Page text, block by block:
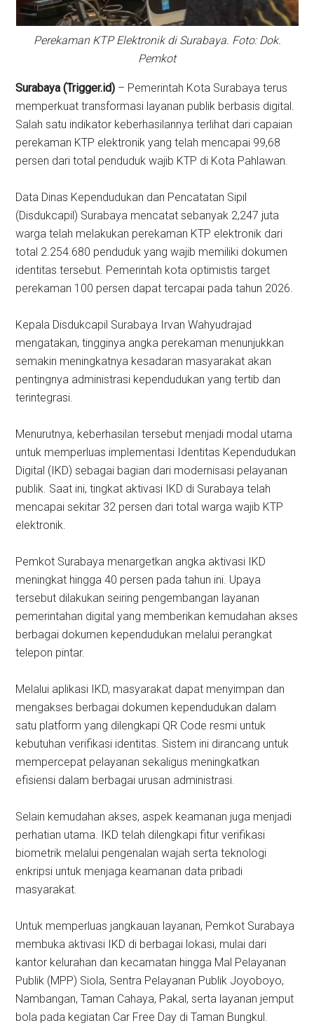
Perekaman KTP Elektronik di Surabaya. Foto: Dok.
Pemkot
Surabaya (Trigger.id) – Pemerintah Kota Surabaya terus
memperkuat transformasi layanan publik berbasis digital.
Salah satu indikator keberhasilannya terlihat dari capaian
perekaman KTP elektronik yang telah mencapai 99,68
persen dari total penduduk wajib KTP di Kota Pahlawan.
Data Dinas Kependudukan dan Pencatatan Sipil
(Disdukcapil) Surabaya mencatat sebanyak 2,247 juta
warga telah melakukan perekaman KTP elektronik dari
total 2.254.680 penduduk yang wajib memiliki dokumen
identitas tersebut. Pemerintah kota optimistis target
perekaman 100 persen dapat tercapai pada tahun 2026.
Kepala Disdukcapil Surabaya Irvan Wahyudrajad
mengatakan, tingginya angka perekaman menunjukkan
semakin meningkatnya kesadaran masyarakat akan
pentingnya administrasi kependudukan yang tertib dan
terintegrasi.
Menurutnya, keberhasilan tersebut menjadi modal utama
untuk memperluas implementasi Identitas Kependudukan
Digital (IKD) sebagai bagian dari modernisasi pelayanan
publik. Saat ini, tingkat aktivasi IKD di Surabaya telah
mencapai sekitar 32 persen dari total warga wajib KTP
elektronik.
Pemkot Surabaya menargetkan angka aktivasi IKD
meningkat hingga 40 persen pada tahun ini. Upaya
tersebut dilakukan seiring pengembangan layanan
pemerintahan digital yang memberikan kemudahan akses
berbagai dokumen kependudukan melalui perangkat
telepon pintar.
Melalui aplikasi IKD, masyarakat dapat menyimpan dan
mengakses berbagai dokumen kependudukan dalam
satu platform yang dilengkapi QR Code resmi untuk
kebutuhan verifikasi identitas. Sistem ini dirancang untuk
mempercepat pelayanan sekaligus meningkatkan
efisiensi dalam berbagai urusan administrasi.
Selain kemudahan akses, aspek keamanan juga menjadi
perhatian utama. IKD telah dilengkapi fitur verifikasi
biometrik melalui pengenalan wajah serta teknologi
enkripsi untuk menjaga keamanan data pribadi
masyarakat.
Untuk memperluas jangkauan layanan, Pemkot Surabaya
membuka aktivasi IKD di berbagai lokasi, mulai dari
kantor kelurahan dan kecamatan hingga Mal Pelayanan
Publik (MPP) Siola, Sentra Pelayanan Publik Joyoboyo,
Nambangan, Taman Cahaya, Pakal, serta layanan jemput
bola pada kegiatan Car Free Day di Taman Bungkul.